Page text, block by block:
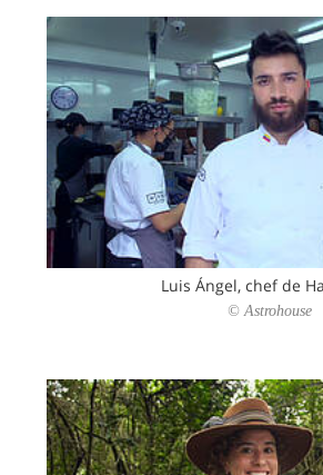
Luis Ángel, chef de
© Astrohouse